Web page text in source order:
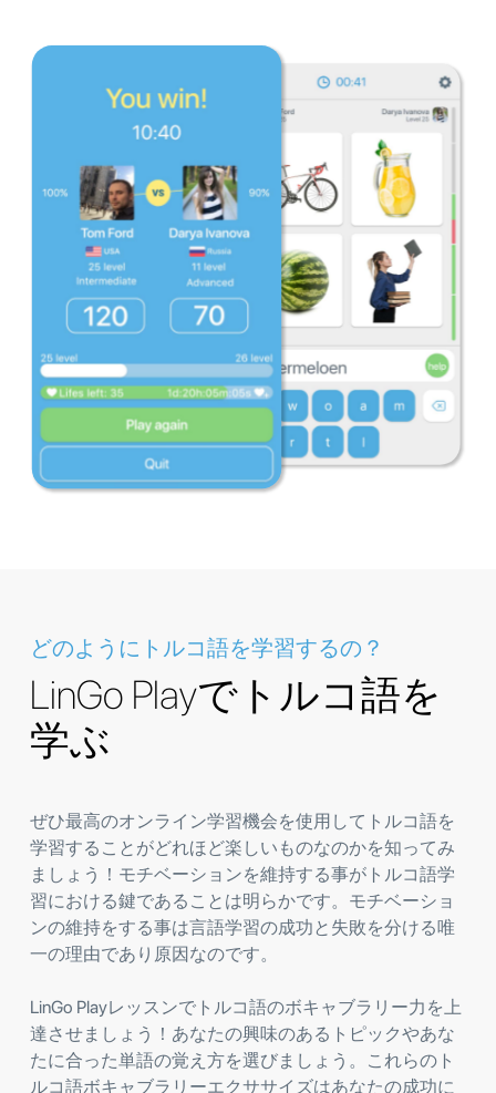
どのようにトルコ語を学習するの？
LinGo Playでトルコ語を
学ぶ
ぜひ最高のオンライン学習機会を使用してトルコ語を
学習することがどれほど楽しいものなのかを知ってみ
ましょう！モチベーションを維持する事がトルコ語学
習における鍵であることは明らかです。モチベーショ
ンの維持をする事は言語学習の成功と失敗を分ける唯
一の理由であり原因なのです。
LinGo Playレッスンでトルコ語のボキャブラリー力を上
達させましょう！あなたの興味のあるトピックやあな
たに合った単語の覚え方を選びましょう。これらのト
ルコ語ボキャブラリーエクササイズはあなたの成功に